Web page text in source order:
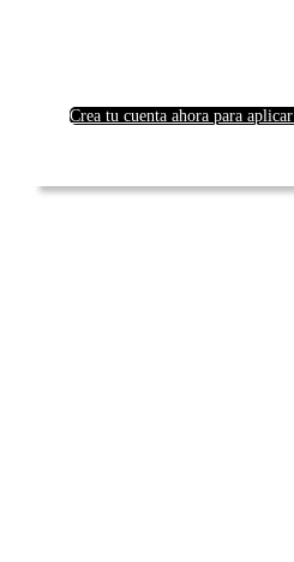
Crea tu cuenta ahora para